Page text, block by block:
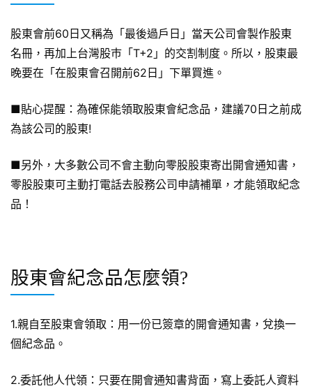
股東會前60日又稱為「最後過戶日」當天公司會製作股東
名冊，再加上台灣股巿「T+2」的交割制度。所以，股東最
晚要在「在股東會召開前62日」下單買進。
■貼心提醒：為確保能領取股東會紀念品，建議70日之前成
為該公司的股東!
■另外，大多數公司不會主動向零股股東寄出開會通知書，
零股股東可主動打電話去股務公司申請補單，才能領取紀念
品！
股東會紀念品怎麼領?
1.親自至股東會領取：用一份已簽章的開會通知書，兌換一
個紀念品。
2.委託他人代領：只要在開會通知書背面，寫上委託人資料